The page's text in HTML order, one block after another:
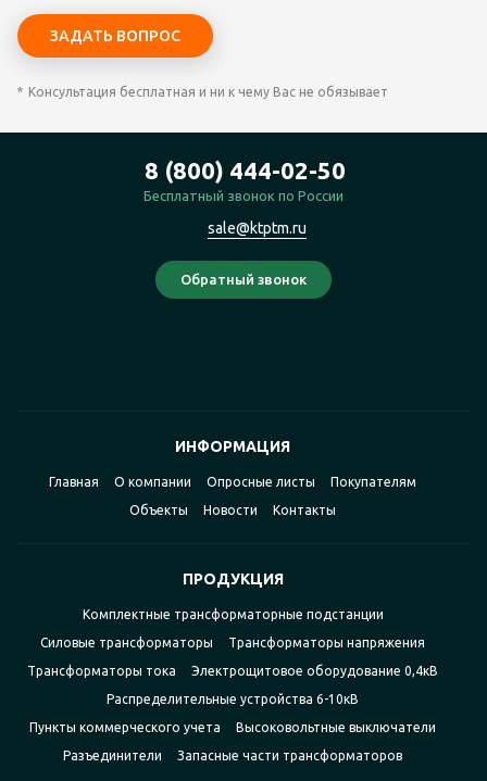
Консультация бесплатная и ни к чему Вас не обязывает
8 (800) 444-02-50
Бесплатный звонок по России
sale@ktptm.ru
ИНФОРМАЦИЯ
Главная О компании Опросные листы
Покупателям
Объекты
Новости Контакты
ПРОДУКЦИЯ
Комплектные трансформаторные подстанции
Силовые трансформаторы
Трансформаторы напряжения
Трансформаторы тока
Электрощитовое оборудование 0,4кВ
Распределительные устройства 6-10кВ
Пункты коммерческого учета
Высоковольтные выключатели
Разъединители
Запасные части трансформаторов